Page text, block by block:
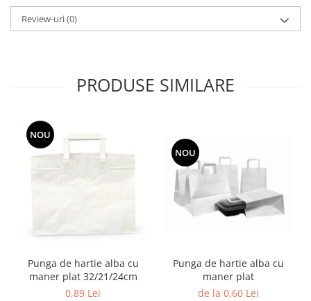
Review-uri(0)
PRODUSE SIMILARE
NOU
Punga de hartie alba cu
maner plat 32/21/24cm
0,89 Lei
NOU
Punga de hartie alba cu
maner plat
de la 0,60 Lei